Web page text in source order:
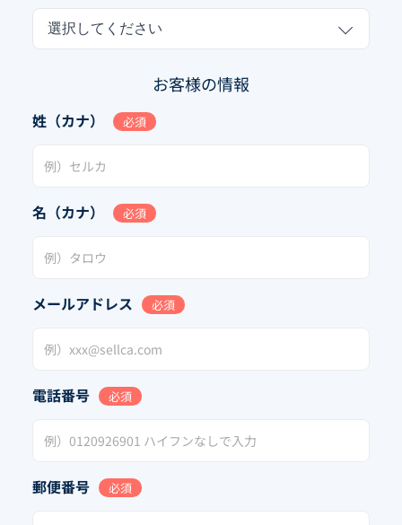
選択してください
お客様の情報
姓（カナ） 必須
名（カナ） 必須
メールアドレス 必須
電話番号 必須
郵便番号 必須